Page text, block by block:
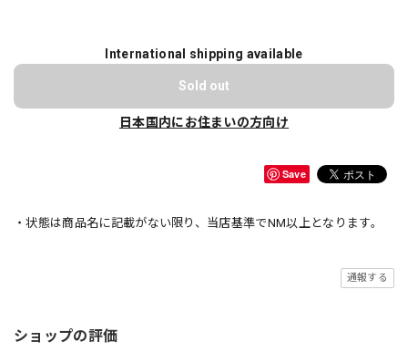
International shipping available
Sold out
日本国内にお住まいの方向け
Save
・状態は商品名に記載がない限り、当店基準でNM以上となります。
通報する
ショップの評価